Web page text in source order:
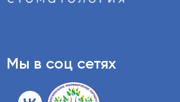
Мы в соц сетях